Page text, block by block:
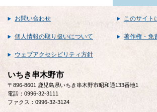
お問い合わせ このサイト
個人情報の取り扱いについて 著作権・免
ウェブアクセシビリティ方針
いちき串木野市
〒896-8601 鹿児島県いちき串木野市昭和通133番地1
電話：0996-32-3111
ファクス：0996-32-3124